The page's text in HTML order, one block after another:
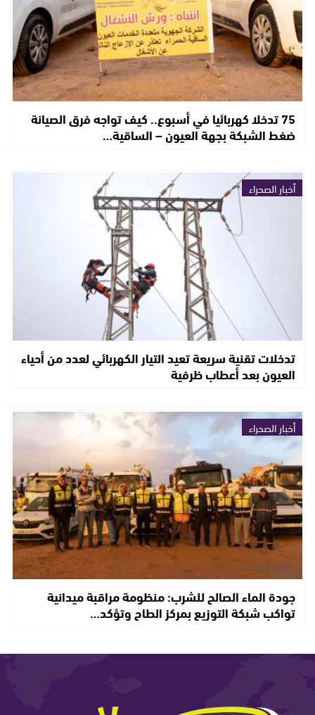
75 تدخلا كهربائيا في أسبوع.. كيف تواجه فرق الصيانة
ضغط الشبكة بجهة العيون – الساقية…
أخبار الصحراء
تدخلات تقنية سريعة تعيد التيار الكهربائي لعدد من أحياء
العيون بعد أعطاب ظرفية
أخبار الصحراء
جودة الماء الصالح للشرب: منظومة مراقبة ميدانية
تواكب شبكة التوزيع بمركز الطاح وتؤكد…